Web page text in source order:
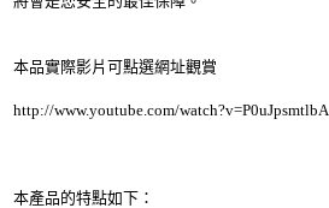
本品實際影片可點選網址觀賞
http://www.youtube.com/watch?v=P0uJpsmtlbA
本產品的特點如下：